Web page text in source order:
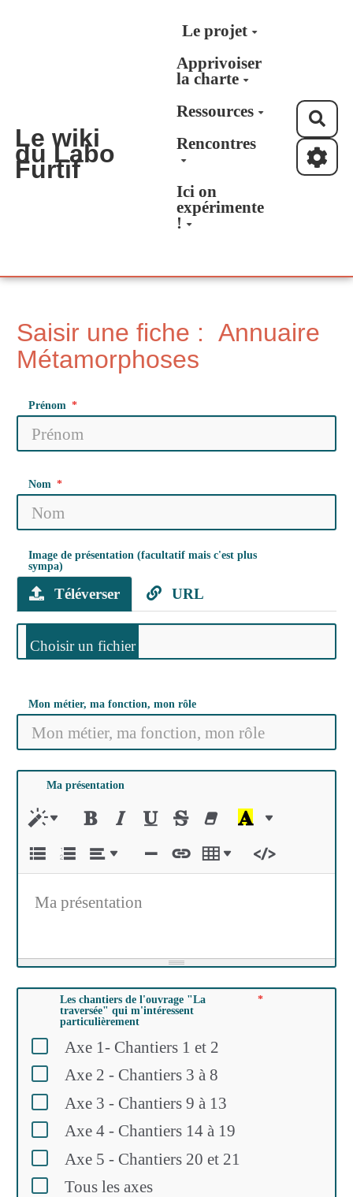
Aller au contenu principal
Le wiki
du Labo
Furtif
Le projet
Apprivoiser
la charte
Ressources
Rencontres
Ici on
expérimente
!
Saisir une fiche : Annuaire
Métamorphoses
Prénom
Nom
Image de présentation (facultatif mais c'est plus
sympa)
Téléverser URL
Mon métier, ma fonction, mon rôle
Ma présentation
Ma présentation
Les chantiers de l'ouvrage "La
traversée" qui m'intéressent
particulièrement
Axe 1- Chantiers 1 et 2
Axe 2 - Chantiers 3 à 8
Axe 3 - Chantiers 9 à 13
Axe 4 - Chantiers 14 à 19
Axe 5 - Chantiers 20 et 21
Tous les axes